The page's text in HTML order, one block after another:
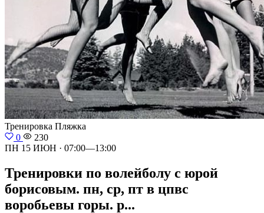
Тренировка Пляжка
0
230
ПН 15 ИЮН · 07:00—13:00
Тренировки по волейболу с юрой
борисовым. пн, ср, пт в цпвс
воробьевы горы. р...